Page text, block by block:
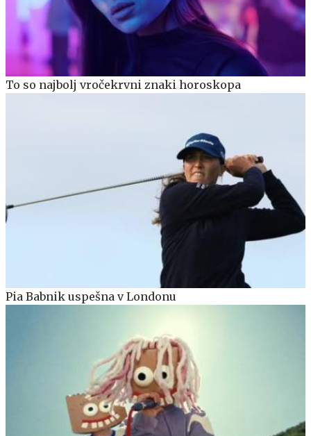
To so najbolj vročekrvni znaki horoskopa
Pia Babnik uspešna v Londonu